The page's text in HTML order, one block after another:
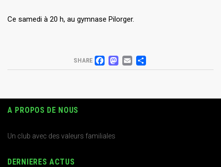
Ce samedi à 20 h, au gymnase Pilorger.
SHARE FACEBOOK
MASTODON
EMAIL
PARTAGER
A PROPOS DE NOUS
Un club avec des valeurs familiales
DERNIERES ACTUS